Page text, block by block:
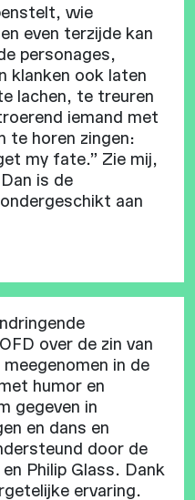
wie
even terzijde kan
personages,
klanken ook laten
lachen, te treuren
iemand met
te horen zingen:
my fate.” Zie mij,
is de
aan
over de zin van
in de
humor en
gegeven in
en dans en
door de
Philip Glass. Dank
ervaring.